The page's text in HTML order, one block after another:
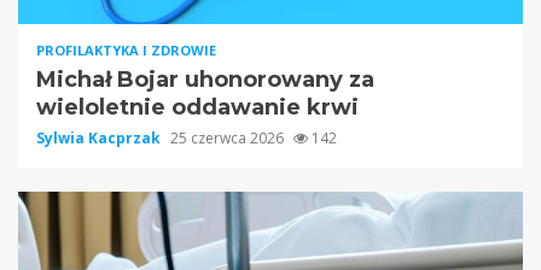
PROFILAKTYKA I ZDROWIE
Michał Bojar uhonorowany za
wieloletnie oddawanie krwi
Sylwia Kacprzak 25 czerwca 2026 142